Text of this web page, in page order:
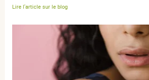
anonymous a.publié le 28 octobre 2017 suite
Lire l'article sur le blog